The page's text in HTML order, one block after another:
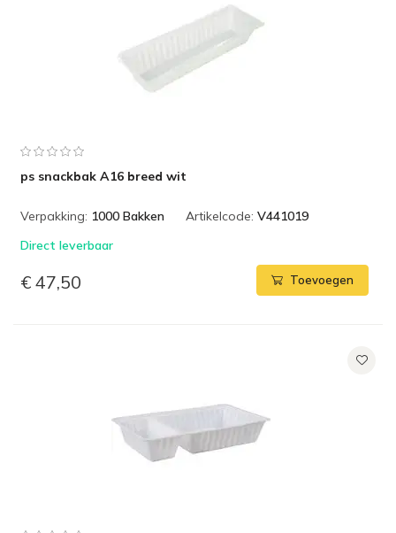
ps snackbak A16 breed wit
Verpakking: 1000 Bakken Artikelcode: V441019
Direct leverbaar
€ 47,50 Toevoegen